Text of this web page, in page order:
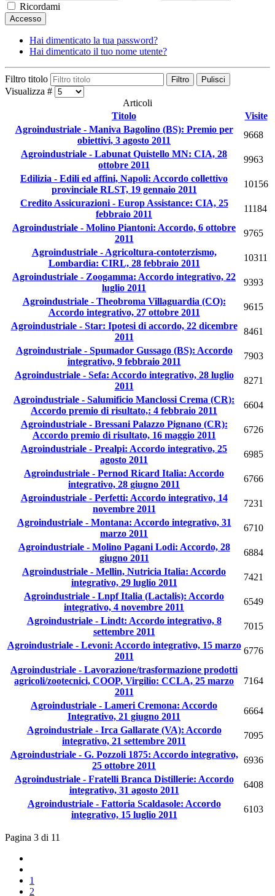
Ricordami
Accesso
Hai dimenticato la tua password?
Hai dimenticato il tuo nome utente?
Filtro titolo Filtro Pulisci
Visualizza #
Articoli
Titolo
Visite
Agroindustriale - Maniva Bagolino (BS): Premio per
obiettivi, 3 agosto 2011
9668
Agroindustriale - Labunat Quistello MN: CIA, 28
ottobre 2011
9963
Edilizia - Edili ed affini, Napoli: Accordo collettivo
provinciale RLST, 19 gennaio 2011
10156
Credito Assicurazioni - Europ Assistance: CIA, 25
febbraio 2011
11184
Agroindustriale - Molino Piantoni: Accordo, 6 ottobre
2011
9765
Agroindustriale - Agricoltura-contoterzismo,
Lombardia: CIRL, 28 febbraio 2011
10311
Agroindustriale - Zoogamma: Accordo integrativo, 22
luglio 2011
9393
Agroindustriale - Theobroma Villaguardia (CO):
Accordo integrativo, 27 ottobre 2011
9615
Agroindustriale - Star: Ipotesi di accordo, 22 dicembre
2011
8461
Agroindustriale - Spumador Gussago (BS): Accordo
integrativo, 9 febbraio 2011
7903
Agroindustriale - Sefa: Accordo integrativo, 28 luglio
2011
8271
Agroindustriale - Salumificio Manclossi Crema (CR):
Accordo premio di risultato,: 4 febbraio 2011
6604
Agroindustriale - Bressani Palazzo Pignano (CR):
Accordo premio di risultato, 16 maggio 2011
6726
Agroindustriale - Prealpi: Accordo integrativo, 25
agosto 2011
6985
Agroindustriale - Pernod Ricard Italia: Accordo
integrativo, 28 giugno 2011
6766
Agroindustriale - Perfetti: Accordo integrativo, 14
novembre 2011
7231
Agroindustriale - Montana: Accordo integrativo, 31
marzo 2011
6710
Agroindustriale - Molino Pagani Lodi: Accordo, 28
giugno 2011
6884
Agroindustriale - Mellin, Nutricia Italia: Accordo
integrativo, 29 luglio 2011
7421
Agroindustriale - Lnpf Italia (Lactalis): Accordo
integrativo, 4 novembre 2011
6549
Agroindustriale - Lindt: Accordo integrativo, 8
settembre 2011
7015
Agroindustriale - Levoni: Accordo integrativo, 15 marzo
2011
6776
Agroindustriale - Lavorazione/trasformazione prodotti
agricoli/zootecnici, COOP, Virgilio: CCLA, 25 marzo
2011
7164
Agroindustriale - Lameri Cremona: Accordo
Integrativo, 21 giugno 2011
6664
Agroindustriale - Irca Gallarate (VA): Accordo
integrativo, 21 settembre 2011
7095
Agroindustriale - G. Pozzoli 1875: Accordo integrativo,
25 ottobre 2011
6936
Agroindustriale - Fratelli Branca Distillerie: Accordo
integrativo, 31 agosto 2011
6408
Agroindustriale - Fattoria Scaldasole: Accordo
integrativo, 15 luglio 2011
6103
Pagina 3 di 11
1
2